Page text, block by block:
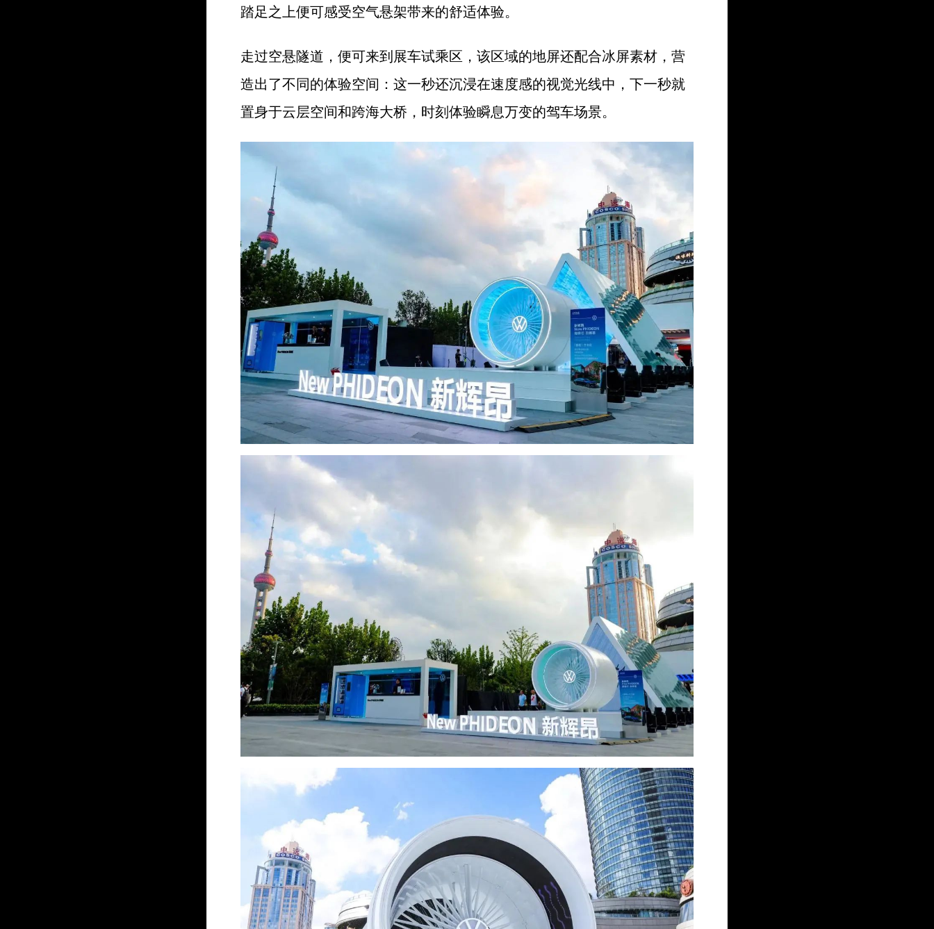
踏足之上便可感受空气悬架带来的舒适体验。
走过空悬隧道，便可来到展车试乘区，该区域的地屏还配合冰屏素材，营
造出了不同的体验空间：这一秒还沉浸在速度感的视觉光线中，下一秒就
置身于云层空间和跨海大桥，时刻体验瞬息万变的驾车场景。